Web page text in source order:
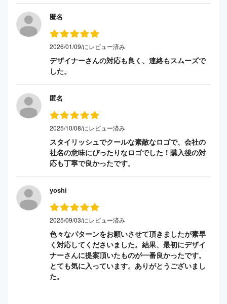
匿名
2026/01/09/にレビュー済み
デザイナーさんの対応も良く、連絡もスムーズで
した。
匿名
2025/10/08/にレビュー済み
スタイリッシュでクールな素敵なロゴで、会社の
社名の意味にぴったりなロゴでした！購入後の対
応も丁寧で良かったです。
yoshi
2025/09/03/にレビュー済み
色々なパターンをお願いさせて頂きましたが素早
く対応してくださいました。結果、最初にデザイ
ナーさんに提案頂いたものが一番良かったです。
とても気に入っています。ありがとうございまし
た。